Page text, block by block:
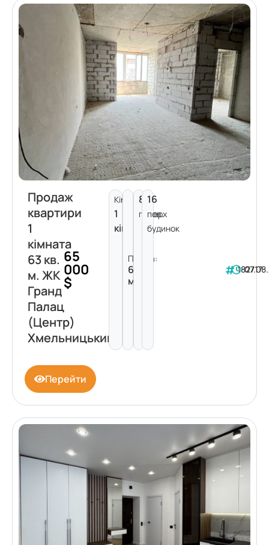
Продаж
квартири
1
кімната
63 кв.
м. ЖК
Гранд
Палац
(Центр)
Хмельницький
65
000
$
Кімнат:
1
кімната
Площа:
63
м²
8
поверх
16
пов.
будинок
182717
Перейти